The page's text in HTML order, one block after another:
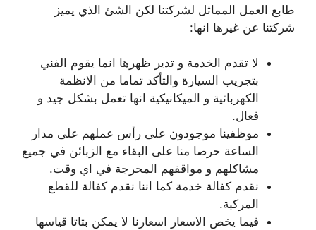
طابع العمل المماثل لشركتنا لكن الشئ الذي يميز
شركتنا عن غيرها انها:
لا تقدم الخدمة و تدير ظهرها انما يقوم الفني
بتجريب السيارة والتأكد تماما من الانظمة
الكهربائية و الميكانيكية انها تعمل بشكل جيد و
فعال.
موظفينا موجودون على رأس عملهم على مدار
الساعة حرصا منا على البقاء مع الزبائن في جميع
مشاكلهم و مواقفهم المحرجة في اي وقت.
نقدم كفالة خدمة كما اننا نقدم كفالة للقطع
المركبة.
فيما يخص الاسعار اسعارنا لا يمكن بتاتا قياسها